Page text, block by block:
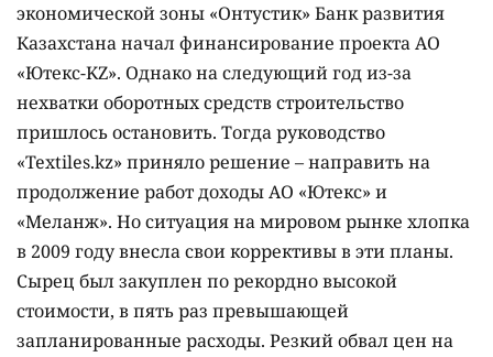
экономической зоны «Онтустик» Банк развития
Казахстана начал финансирование проекта АО
«Ютекс-KZ». Однако на следующий год из-за
нехватки оборотных средств строительство
пришлось остановить. Тогда руководство
«Textiles.kz» приняло решение – направить на
продолжение работ доходы АО «Ютекс» и
«Меланж». Но ситуация на мировом рынке хлопка
в 2009 году внесла свои коррективы в эти планы.
Сырец был закуплен по рекордно высокой
стоимости, в пять раз превышающей
запланированные расходы. Резкий обвал цен на